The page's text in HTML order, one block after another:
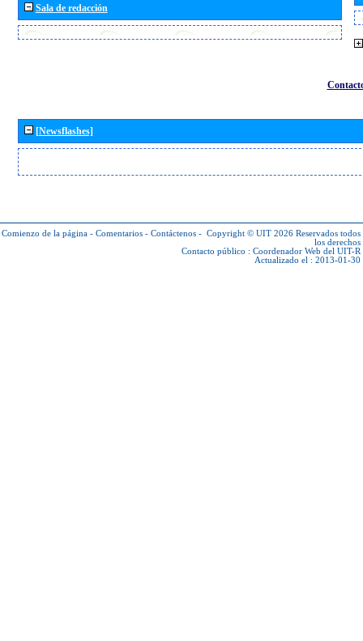
Sala de redacción
[Newsflashes]
Comienzo de la página - Comentarios - Contáctenos - Copyright © UIT 2026 Reservados todos
los derechos
Contacto público : Coordenador Web del UIT-R
Actualizado el : 2013-01-30